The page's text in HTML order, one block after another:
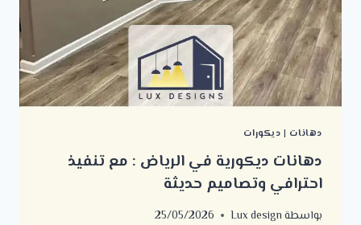
دهانات | ديكورات
دهانات ديكورية في الرياض : مع تنفيذ
احترافي وتصاميم حديثة
بواسطةLux design
25/05/2026